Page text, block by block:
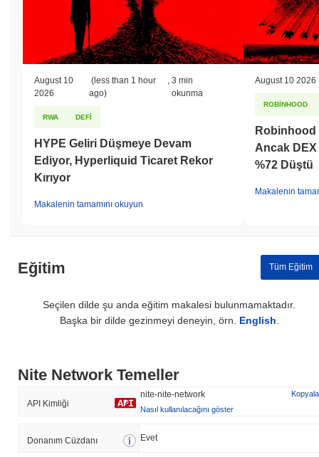
August 10
2026
(less than 1 hour
ago)
3 min
okunma
RWA DEFI
HYPE Geliri Düşmeye Devam
Ediyor, Hyperliquid Ticaret Rekor
Kırıyor
Makalenin tamamını okuyun
August 10 2026
ROBINHOOD
Robinhood
Ancak
%72 Düştü
Makalenin
Eğitim Tüm Eğitim
Seçilen dilde şu anda eğitim makalesi bulunmamaktadır.
Başka bir dilde gezinmeyi deneyin, örn. English
Nite Network Temeller
API Kimliği
nite-nite-network
Kopyala
Nasıl kullanılacağını göster
Donanım Cüzdanı Evet